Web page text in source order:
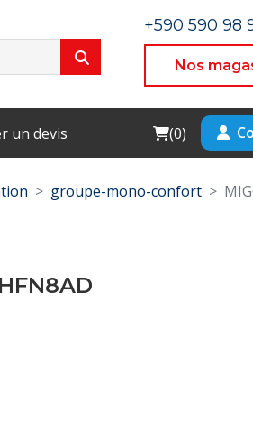
+590 590 98
Nos
un devis Cart
(0)
groupe-mono-confort